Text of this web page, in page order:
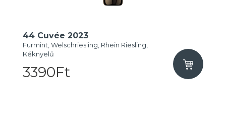
44 Cuvée 2023
Furmint, Welschriesling, Rhein Riesling,
Kéknyelű
3390Ft